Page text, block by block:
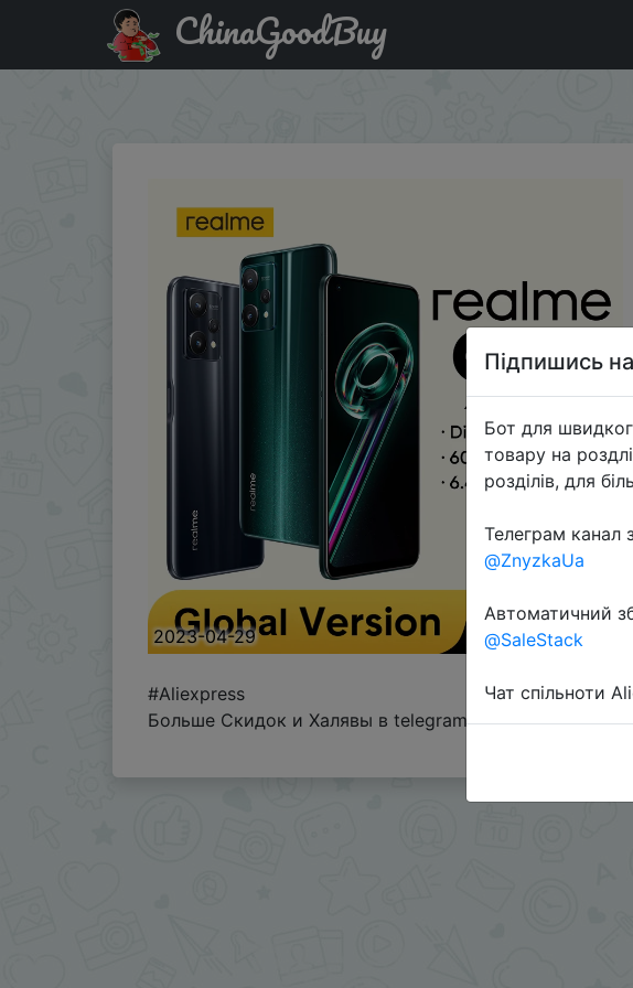
Паридбати з промокодом 9PROPLUS20 Global Version realme 9 Pro
ChinaGoodBuy
2023-04-29
#Aliexpress
Больше Скидок и Халявы в telegramt.me/
Підпишись
Бот для
товару на
розділів, для
Телеграм канал
@ZnyzkaUa
Автоматичний
@SaleStack
Чат спільноти